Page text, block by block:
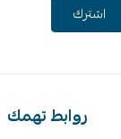
اشترك
روابط تهمك